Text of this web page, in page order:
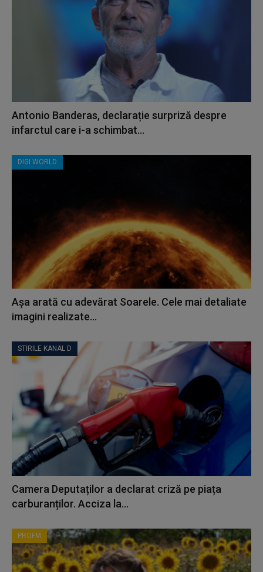
Antonio Banderas, declarație surpriză despre
infarctul care i-a schimbat...
DIGI WORLD
Așa arată cu adevărat Soarele. Cele mai detaliate
imagini realizate...
STIRILE KANAL D
Camera Deputaților a declarat criză pe piața
carburanților. Acciza la...
PROFM